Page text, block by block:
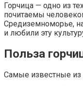
Горчица — одно из
почитаемы
Средиземноморье,
и любили эту
Польза
Самые известные из